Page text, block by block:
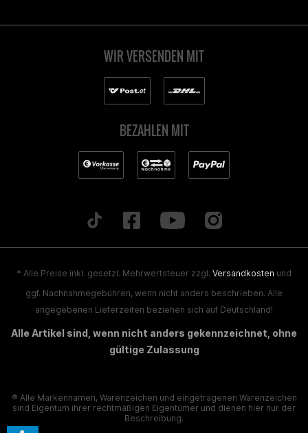
WIR VERSENDEN MIT
BEZAHLEN MIT
* Alle Preise inkl. gesetzl. Mehrwertsteuer zzgl. Versandkosten und
ggf. Nachnahmegebühren, wenn nicht anders beschrieben. Alle
angegebenen Lieferzeiten beziehen sich auf Deutschland!
Alle Artikel sind, wenn nicht anders gekennzeichnet, ohne
gültige Zulassung
® Alle Markennamen, Warenzeichen und eingetragenen Warenzeichen
sind Eigentum ihrer rechtmäßigen Eigentümer und dienen hier nur der
Beschreibung.